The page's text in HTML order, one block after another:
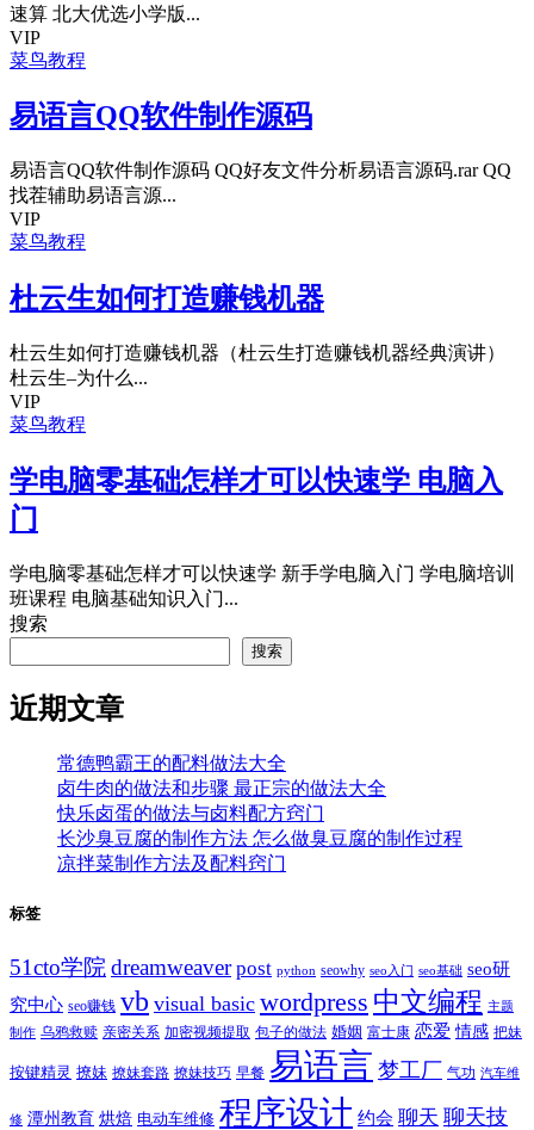
速算 北大优选小学版...
VIP
菜鸟教程
易语言QQ软件制作源码
易语言QQ软件制作源码 QQ好友文件分析易语言源码.rar QQ
找茬辅助易语言源...
VIP
菜鸟教程
杜云生如何打造赚钱机器
杜云生如何打造赚钱机器（杜云生打造赚钱机器经典演讲）
杜云生–为什么...
VIP
菜鸟教程
学电脑零基础怎样才可以快速学 电脑入
门
学电脑零基础怎样才可以快速学 新手学电脑入门 学电脑培训
班课程 电脑基础知识入门...
搜索
搜索
近期文章
常德鸭霸王的配料做法大全
卤牛肉的做法和步骤 最正宗的做法大全
快乐卤蛋的做法与卤料配方窍门
长沙臭豆腐的制作方法 怎么做臭豆腐的制作过程
凉拌菜制作方法及配料窍门
标签
51cto学院dreamweaver post python seowhy seo入门 seo基础 seo研
究中心 seo赚钱 vb visual basic wordpress 中文编程 主题
制作 乌鸦救赎 亲密关系 加密视频提取 包子的做法 婚姻 富士康 恋爱 情感 把妹
按键精灵 撩妹 撩妹套路 撩妹技巧 早餐 易语言 梦工厂 气功 汽车维
修 潭州教育 烘焙 电动车维修 程序设计 约会 聊天 聊天技